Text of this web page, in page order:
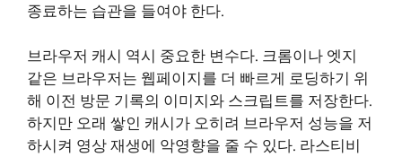
종료하는 습관을 들여야 한다.
브라우저 캐시 역시 중요한 변수다. 크롬이나 엣지
같은 브라우저는 웹페이지를 더 빠르게 로딩하기 위
해 이전 방문 기록의 이미지와 스크립트를 저장한다.
하지만 오래 쌓인 캐시가 오히려 브라우저 성능을 저
하시켜 영상 재생에 악영향을 줄 수 있다. 라스티비